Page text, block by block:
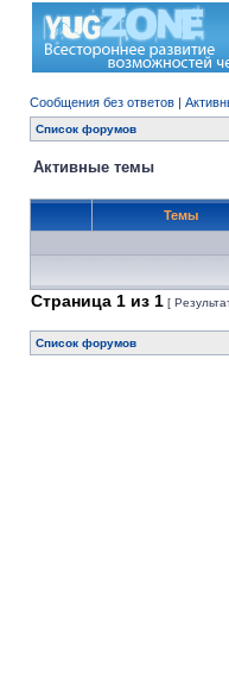
Сообщения без ответов |
Список форумов
Активные темы
Темы
Страница 1 из 1 [
Список форумов